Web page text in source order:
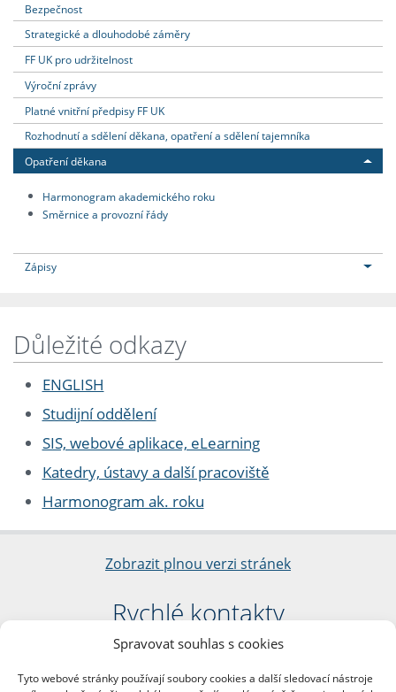
Spravovat souhlas s cookies
Tyto webové stránky používají soubory cookies a další sledovací nástroje
Bezpečnost
Strategické a dlouhodobé záměry
FF UK pro udržitelnost
Výroční zprávy
Platné vnitřní předpisy FF UK
Rozhodnutí a sdělení děkana, opatření a sdělení tajemníka
Opatření děkana
Harmonogram akademického roku
Směrnice a provozní řády
Zápisy
Důležité odkazy
ENGLISH
Studijní oddělení
SIS, webové aplikace, eLearning
Katedry, ústavy a další pracoviště
Harmonogram ak. roku
Zobrazit plnou verzi stránek
Rychlé kontakty
Filozofická fakulta
nám. Jana Palacha 1/2